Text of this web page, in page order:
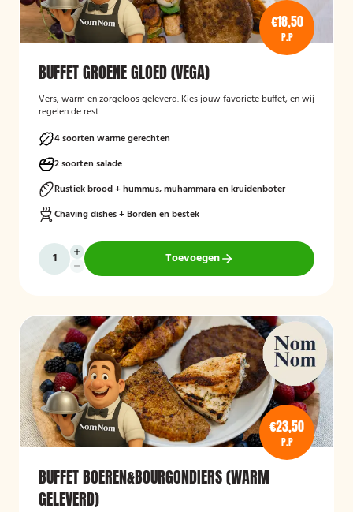
€18,50
P.P
BUFFET GROENE GLOED (VEGA)
Vers, warm en zorgeloos geleverd. Kies jouw favoriete buffet, en wij
regelen de rest.
4 soorten warme gerechten
2 soorten salade
Rustiek brood + hummus, muhammara en kruidenboter
Chaving dishes + Borden en bestek
Toevoegen
€23,50
P.P
BUFFET BOEREN&BOURGONDIERS (WARM
GELEVERD)